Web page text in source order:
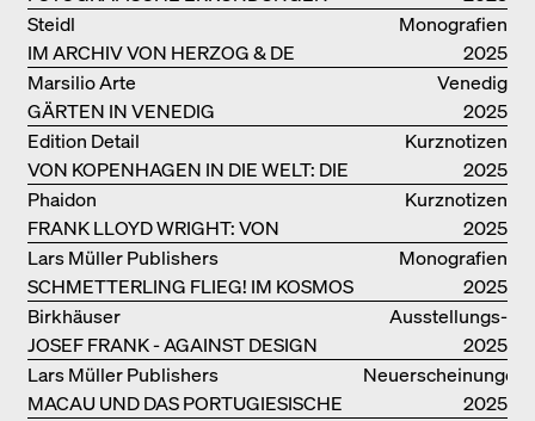
VON DENISE SCOTT BROWN
Monografien
IM ARCHIV VON HERZOG & DE
MEURON
Steidl
2025
Venedig
GÄRTEN IN VENEDIG
Marsilio Arte
2025
Kurznotizen
VON KOPENHAGEN IN DIE WELT: DIE
BJARKE INGELS GROUP
Edition Detail
2025
Kurznotizen
FRANK LLOYD WRIGHT: VON
FALLINGWATER BIS ZUM ROBBIE
HOUSE
Phaidon
2025
Monografien
SCHMETTERLING FLIEG! IM KOSMOS
VON EOOS
Lars Müller Publishers
2025
Ausstellungs­
kataloge
JOSEF FRANK - AGAINST DESIGN
Birkhäuser
2025
Neuerscheinungen
MACAU UND DAS PORTUGIESISCHE
Lars Müller Publishers
2025